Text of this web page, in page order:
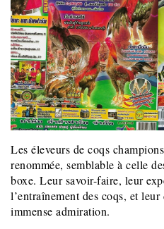
Les éleveurs de coqs
renommée, semblable à celle
boxe. Leur savoir-faire, leur
l’entraînement des coqs, et
immense admiration.